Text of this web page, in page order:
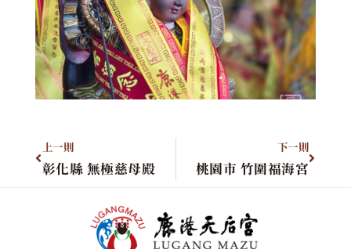
上一則
彰化縣 無極慈母殿
下一則
桃園市 竹圍福海宮